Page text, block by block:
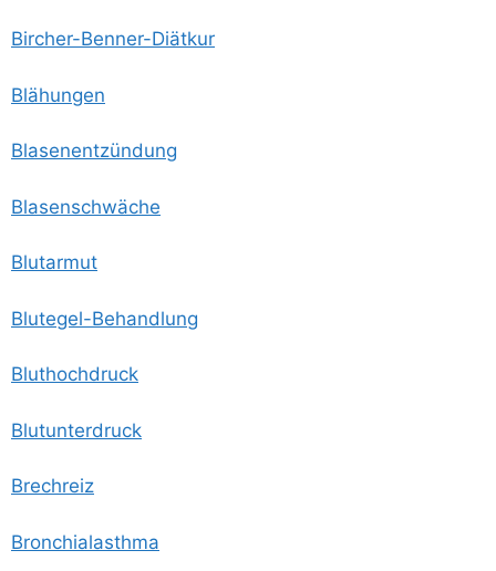
Bir­cher-Ben­ner-Diät­kur
Blä­hun­gen
Bla­sen­ent­zün­dung
Bla­sen­schwä­che
Blut­ar­mut
Blut­egel-Behand­lung
Blut­hoch­druck
Blut­un­ter­druck
Brech­reiz
Bron­chi­al­asth­ma